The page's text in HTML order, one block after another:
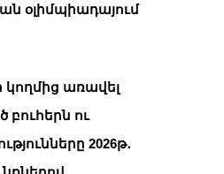
օլիմպիադայում
կողմից առավել
ու
2026թ․